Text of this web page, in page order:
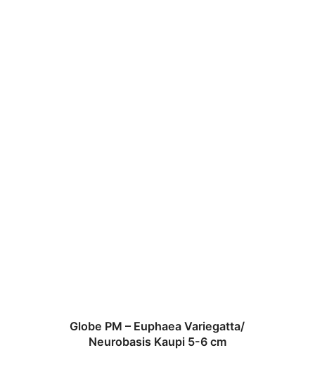
Globe PM – Euphaea Variegatta/
Neurobasis Kaupi 5-6 cm